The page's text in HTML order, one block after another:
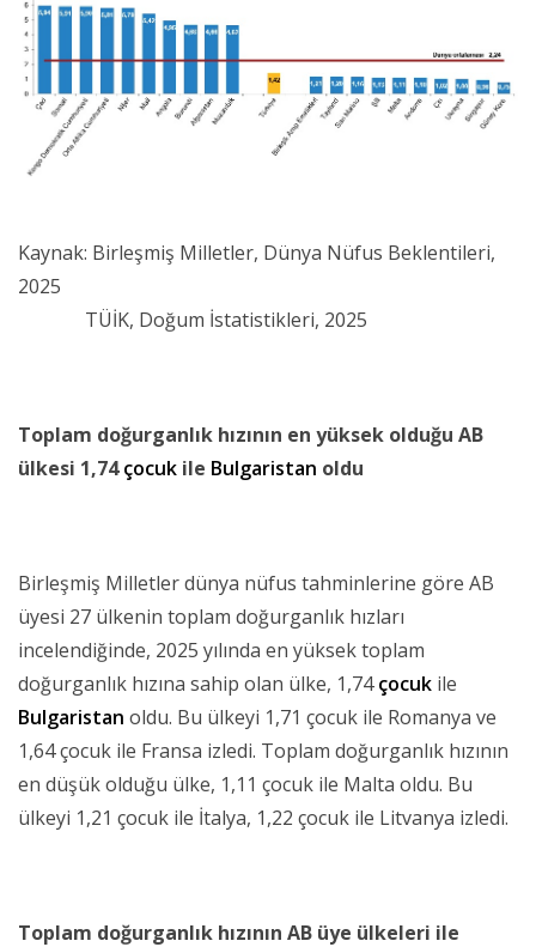
Kaynak: Birleşmiş Milletler, Dünya Nüfus Beklentileri,
2025
TÜİK, Doğum İstatistikleri, 2025
Toplam doğurganlık hızının en yüksek olduğu AB
ülkesi 1,74çocuk ile Bulgaristan oldu
Birleşmiş Milletler dünya nüfus tahminlerine göre AB
üyesi 27 ülkenin toplam doğurganlık hızları
incelendiğinde, 2025 yılında en yüksek toplam
doğurganlık hızına sahip olan ülke, 1,74çocuk ile
Bulgaristan oldu. Bu ülkeyi 1,71 çocuk ile Romanya ve
1,64 çocuk ile Fransa izledi. Toplam doğurganlık hızının
en düşük olduğu ülke, 1,11 çocuk ile Malta oldu. Bu
ülkeyi 1,21 çocuk ile İtalya, 1,22 çocuk ile Litvanya izledi.
Toplam doğurganlık hızının AB üye ülkeleri ile